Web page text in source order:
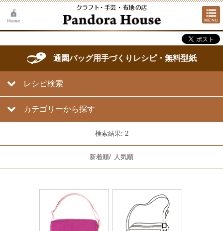
通園バッグ用手づくりレシピ・無料型紙
レシピ検索
カテゴリーから探す
検索結果: 2
新着順/ 人気順